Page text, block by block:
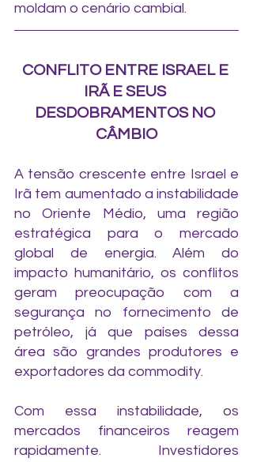
moldam o cenário cambial.
CONFLITO ENTRE ISRAEL E
IRÃ E SEUS
DESDOBRAMENTOS NO
CÂMBIO
A tensão crescente entre Israel e
Irã tem aumentado a instabilidade
no Oriente Médio, uma região
estratégica para o mercado
global de energia. Além do
impacto humanitário, os conflitos
geram preocupação com a
segurança no fornecimento de
petróleo, já que países dessa
área são grandes produtores e
exportadores da commodity.
Com essa instabilidade, os
mercados financeiros reagem
rapidamente. Investidores